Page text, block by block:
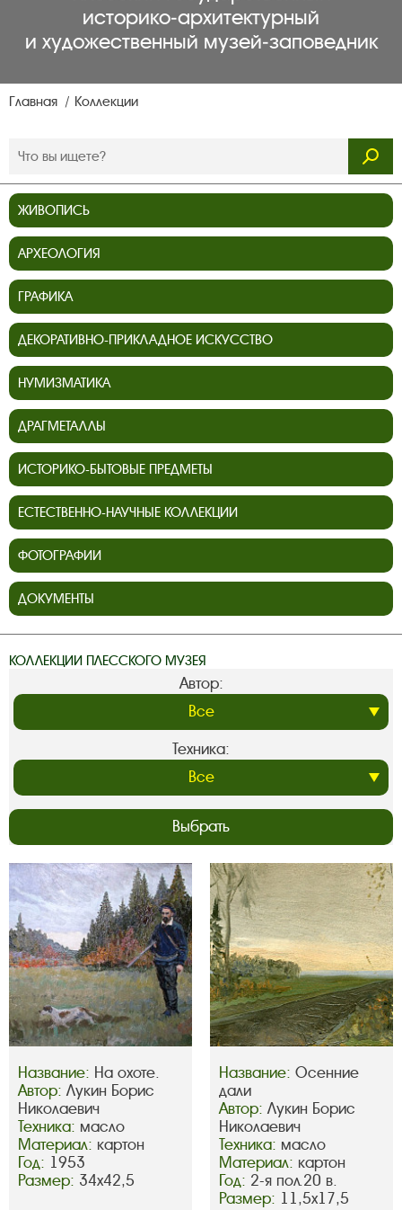
историко‑архитектурный
и художественный музей‑заповедник
Главная Коллекции
ЖИВОПИСЬ
АРХЕОЛОГИЯ
ГРАФИКА
ДЕКОРАТИВНО-ПРИКЛАДНОЕ ИСКУССТВО
НУМИЗМАТИКА
ДРАГМЕТАЛЛЫ
ИСТОРИКО-БЫТОВЫЕ ПРЕДМЕТЫ
ЕСТЕСТВЕННО-НАУЧНЫЕ КОЛЛЕКЦИИ
ФОТОГРАФИИ
ДОКУМЕНТЫ
КОЛЛЕКЦИИ ПЛЕССКОГО МУЗЕЯ
Автор:
Техника:
Выбрать
Название: На охоте.
Автор: Лукин Борис
Николаевич
Техника: масло
Материал: картон
Год: 1953
Размер: 34х42,5
Название: Осенние
дали
Автор: Лукин Борис
Николаевич
Техника: масло
Материал: картон
Год: 2-я пол.20 в.
Размер: 11,5х17,5